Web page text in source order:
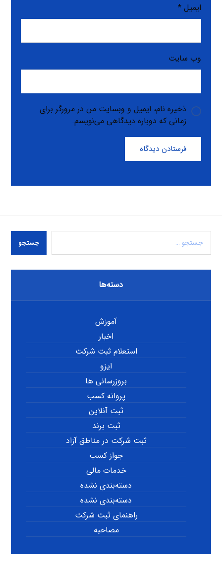
ایمیل*
وب‌ سایت
ذخیره نام، ایمیل و وبسایت من در مرورگر برای
زمانی که دوباره دیدگاهی می‌نویسم.
فرستادن دیدگاه
جستجو
دسته‌ها
آموزش
اخبار
استعلام ثبت شرکت
ایزو
بروزرسانی ها
پروانه کسب
ثبت آنلاین
ثبت برند
ثبت شرکت در مناطق آزاد
جواز کسب
خدمات مالی
دسته‌بندی نشده
دسته‌بندی نشده
راهنمای ثبت شرکت
مصاحبه